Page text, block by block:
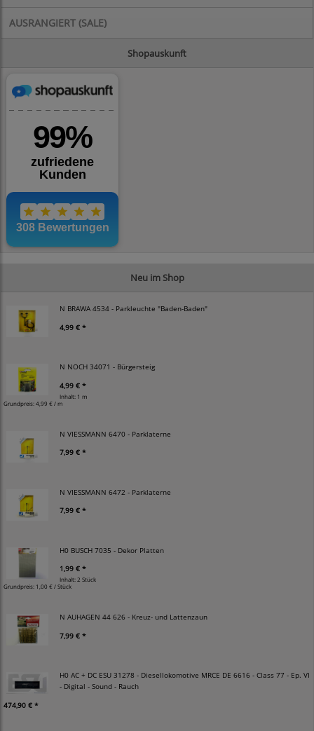
AUSRANGIERT (SALE)
Shopauskunft
Neu im Shop
N BRAWA 4534 - Parkleuchte "Baden-Baden"
4,99 € *
N NOCH 34071 - Bürgersteig
4,99 € *
Inhalt: 1 m
Grundpreis:4,99 € / m
N VIESSMANN 6470 - Parklaterne
7,99 € *
N VIESSMANN 6472 - Parklaterne
7,99 € *
H0 BUSCH 7035 - Dekor Platten
1,99 € *
Inhalt: 2 Stück
Grundpreis: 1,00 € / Stück
N AUHAGEN 44 626 - Kreuz- und Lattenzaun
7,99 € *
H0 AC + DC ESU 31278 - Diesellokomotive MRCE DE 6616 - Class 77 - Ep. VI
- Digital - Sound - Rauch
474,90 € *